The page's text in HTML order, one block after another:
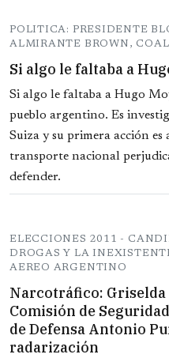
POLITICA: PRESIDENTE
ALMIRANTE BROWN,
Si algo le faltaba a
Si algo le faltaba a Hugo
pueblo argentino. Es
Suiza y su primera acción
transporte nacional
defender.
ELECCIONES 2011 -
DROGAS Y LA
AEREO ARGENTINO
Narcotráfico: Griselda
Comisión de
de Defensa Antonio
radarización